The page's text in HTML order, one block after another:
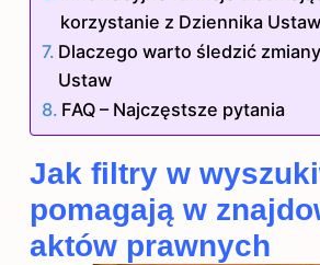
korzystanie z Dziennika Ustaw
Dlaczego warto śledzić
Ustaw
FAQ – Najczęstsze pytania
Jak filtry w
pomagają w
aktów prawnych